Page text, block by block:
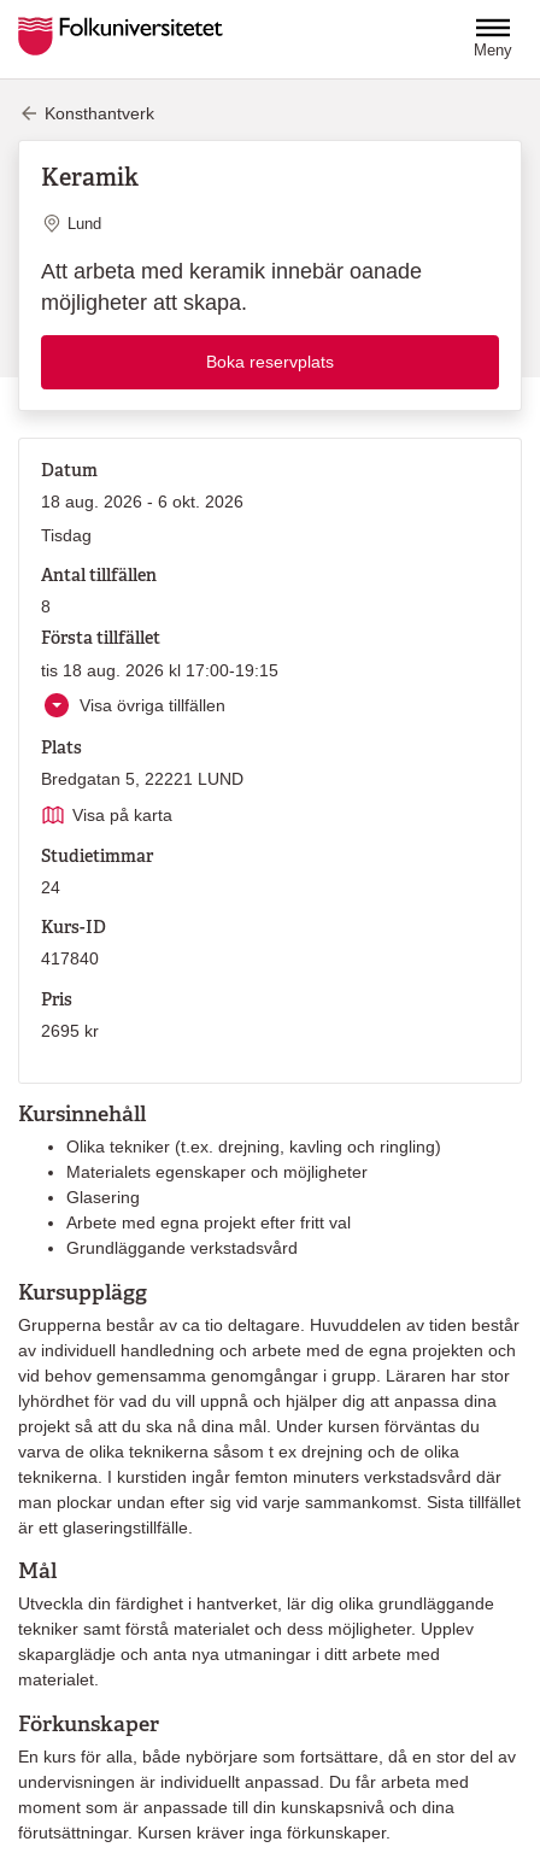
Meny
Konsthantverk
Keramik
Plats
Lund
Att arbeta med keramik innebär oanade
möjligheter att skapa.
Boka reservplats
Kursinnehåll
Olika tekniker (t.ex. drejning, kavling och ringling)
Materialets egenskaper och möjligheter
Glasering
Arbete med egna projekt efter fritt val
Grundläggande verkstadsvård
Kursupplägg
Grupperna består av ca tio deltagare. Huvuddelen av tiden består
av individuell handledning och arbete med de egna projekten och
vid behov gemensamma genomgångar i grupp. Läraren har stor
lyhördhet för vad du vill uppnå och hjälper dig att anpassa dina
projekt så att du ska nå dina mål. Under kursen förväntas du
varva de olika teknikerna såsom t ex drejning och de olika
teknikerna. I kurstiden ingår femton minuters verkstadsvård där
man plockar undan efter sig vid varje sammankomst. Sista tillfället
är ett glaseringstillfälle.
Mål
Utveckla din färdighet i hantverket, lär dig olika grundläggande
tekniker samt förstå materialet och dess möjligheter. Upplev
skaparglädje och anta nya utmaningar i ditt arbete med
materialet.
Förkunskaper
En kurs för alla, både nybörjare som fortsättare, då en stor del av
undervisningen är individuellt anpassad. Du får arbeta med
moment som är anpassade till din kunskapsnivå och dina
förutsättningar. Kursen kräver inga förkunskaper.
Datum
18 aug. 2026 - 6 okt. 2026
Tisdag
Antal tillfällen
8
Första tillfället
tis 18 aug. 2026 kl 17:00-19:15
Visa övriga tillfällen
Plats
Bredgatan 5, 22221 LUND
Visa på karta
Studietimmar
24
Kurs-ID
417840
Pris
2695 kr